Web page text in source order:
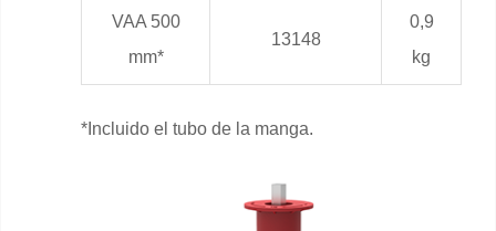
VAA 500
mm*
13148
0,9
kg
*Incluido el tubo de la manga.